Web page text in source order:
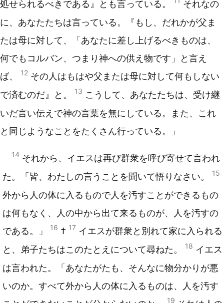
処せられるべきである』とも言っている。
それなの
に、あなたたちは言っている。『もし、だれかが父ま
たは母に対して、「あなたに差し上げるべきものは、
何でもコルバン、つまり神への供え物です」と言え
ば、
12 その人はもはや父または母に対して何もしない
で済むのだ』と。
13 こうして、あなたたちは、受け継
いだ言い伝えで神の言葉を無にしている。また、これ
と同じようなことをたくさん行っている。」
14 それから、イエスは再び群衆を呼び寄せて言われ
た。「皆、わたしの言うことを聞いて悟りなさい。
15
外から人の体に入るもので人を汚すことができるもの
は何もなく、人の中から出て来るものが、人を汚すの
である。」
16 † 17 イエスが群衆と別れて家に入られる
と、弟子たちはこのたとえについて尋ねた。
18 イエス
は言われた。「あなたがたも、そんなに物分かりが悪
いのか。すべて外から人の体に入るものは、人を汚す
19